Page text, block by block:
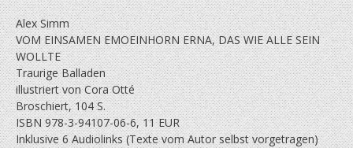
Alex Simm
VOM EINSAMEN EMOEINHORN ERNA, DAS WIE ALLE SEIN
WOLLTE
Traurige Balladen
illustriert von Cora Otté
Broschiert, 104 S.
ISBN 978-3-94107-06-6, 11 EUR
Inklusive 6 Audiolinks (Texte vom Autor selbst vorgetragen)